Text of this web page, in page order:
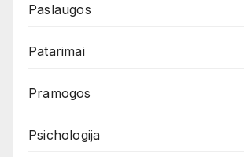
Paslaugos
Patarimai
Pramogos
Psichologija